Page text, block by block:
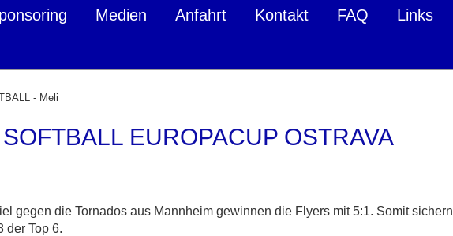
Medien Anfahrt Kontakt FAQ
Links
- Meli
EUROPACUP OSTRAVA
gegen die Tornados aus Mannheim gewinnen die Flyers mit 5:1. Somit sichern
der Top 6.